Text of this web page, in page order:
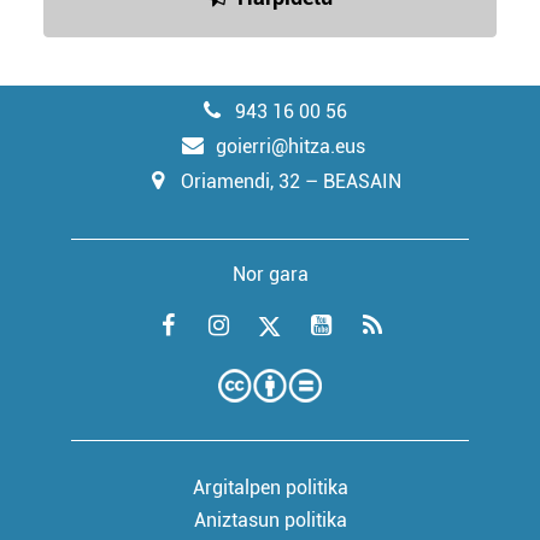
943 16 00 56
goierri@hitza.eus
Oriamendi, 32 – BEASAIN
Nor gara
Argitalpen politika
Aniztasun politika